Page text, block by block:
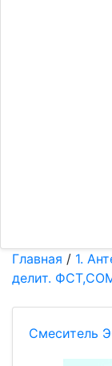
Главная / 1.
делит.
Смеситель